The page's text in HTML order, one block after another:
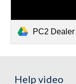
PC2
Help video